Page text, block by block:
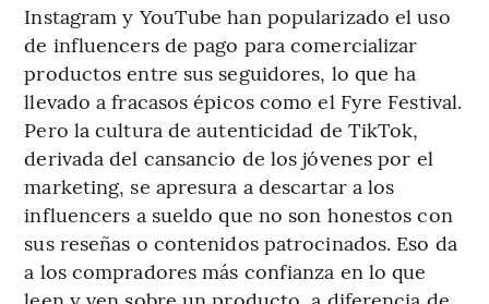
Instagram y YouTube han popularizado el uso
de influencers de pago para comercializar
productos entre sus seguidores, lo que ha
llevado a fracasos épicos como el Fyre Festival.
Pero la cultura de autenticidad de TikTok,
derivada del cansancio de los jóvenes por el
marketing, se apresura a descartar a los
influencers a sueldo que no son honestos con
sus reseñas o contenidos patrocinados. Eso da
a los compradores más confianza en lo que